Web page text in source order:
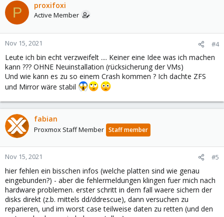
P proxifoxi
Active Member
Nov 15, 2021 #4
Leute ich bin echt verzweifelt .... Keiner eine Idee was ich machen
kann ??? OHNE Neuinstallation (rücksicherung der VMs)
Und wie kann es zu so einem Crash kommen ? Ich dachte ZFS
und Mirror wäre stabil
fabian
Proxmox Staff Member Staff member
Nov 15, 2021 #5
hier fehlen ein bisschen infos (welche platten sind wie genau
eingebunden?) - aber die fehlermeldungen klingen fuer mich nach
hardware problemen. erster schritt in dem fall waere sichern der
disks direkt (z.b. mittels dd/ddrescue), dann versuchen zu
reparieren, und im worst case teilweise daten zu retten (und den